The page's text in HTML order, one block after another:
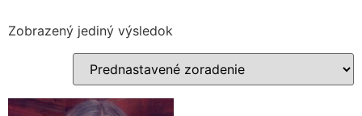
Zobrazený jediný výsledok